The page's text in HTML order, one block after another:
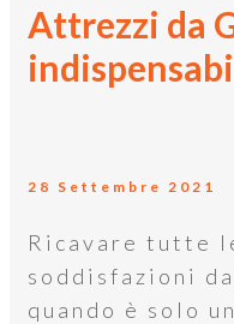
Attrezzi da
28 Settembre 2021
Ricavare tutte
soddisfazioni
quando è solo